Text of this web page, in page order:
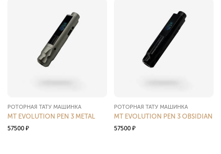
РОТОРНАЯ ТАТУ МАШИНКА
MT EVOLUTION PEN 3 METAL
57500 ₽
РОТОРНАЯ ТАТУ МАШИНКА
MT EVOLUTION PEN 3 OBSIDIAN
57500 ₽